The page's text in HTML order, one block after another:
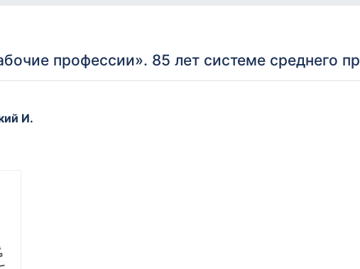
профессии». 85 лет системе среднего
И.